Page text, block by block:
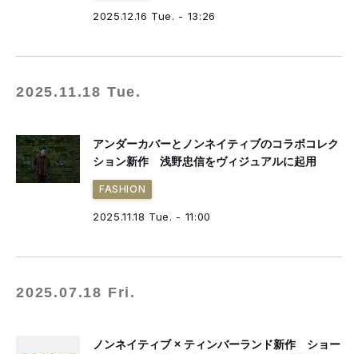
2025.12.16 Tue. - 13:26
2025.11.18 Tue.
アンダーカバーとノンネイティブのコラボコレク
ション新作 浅野忠信をヴィジュアルに起用
FASHION
2025.11.18 Tue. - 11:00
2025.07.18 Fri.
ノンネイティブ × ティンバーランド新作 ショー